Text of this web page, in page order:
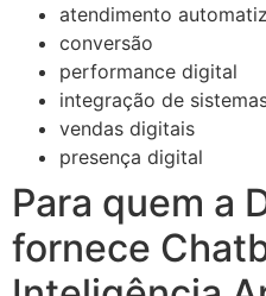
atendimento
conversão
performance digital
integração de
vendas digitais
presença digital
Para quem a
fornece